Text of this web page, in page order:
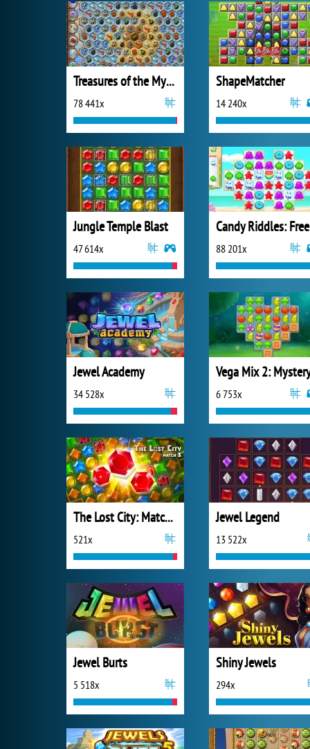
Treasures of the Mystic Sea
78 441x
ShapeMatcher
14 240x
Jungle Temple Blast
47 614x 88 201x
Jewel Academy
34 528x 6 753x
The Lost City: Match 3
521x
Jewel Legend
13 522x
Jewel Burts
5 518x
Shiny Jewels
294x